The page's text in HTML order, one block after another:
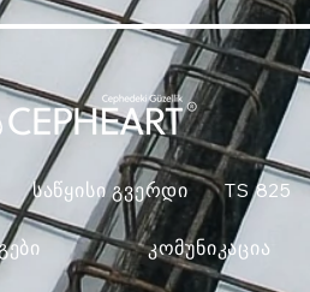
საწყისი გვერდი TS 825
კომუნიკაცია